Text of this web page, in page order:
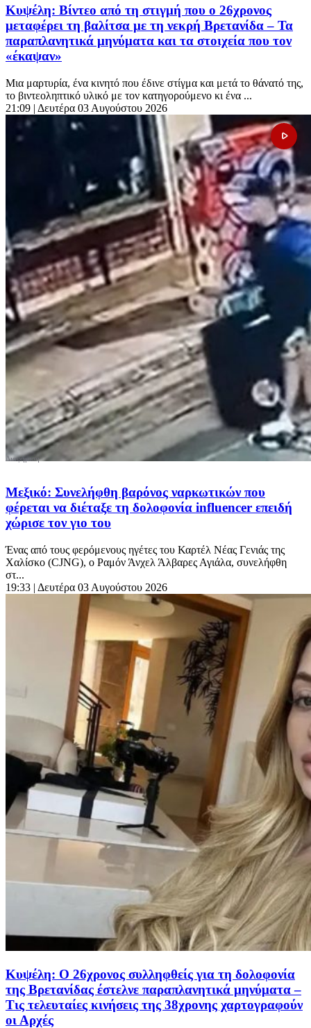
Κυψέλη: Βίντεο από τη στιγμή που ο 26χρονος
μεταφέρει τη βαλίτσα με τη νεκρή Βρετανίδα – Τα
παραπλανητικά μηνύματα και τα στοιχεία που τον
«έκαψαν»
Μια μαρτυρία, ένα κινητό που έδινε στίγμα και μετά το θάνατό της,
το βιντεοληπτικό υλικό με τον κατηγορούμενο κι ένα ...
21:09 | Δευτέρα 03 Αυγούστου 2026
Μεξικό: Συνελήφθη βαρόνος ναρκωτικών που
φέρεται να διέταξε τη δολοφονία influencer επειδή
χώρισε τον γιο του
Ένας από τους φερόμενους ηγέτες του Καρτέλ Νέας Γενιάς της
Χαλίσκο (CJNG), ο Ραμόν Άνχελ Άλβαρες Αγιάλα, συνελήφθη
στ...
19:33 | Δευτέρα 03 Αυγούστου 2026
Κυψέλη: Ο 26χρονος συλληφθείς για τη δολοφονία
της Βρετανίδας έστελνε παραπλανητικά μηνύματα –
Τις τελευταίες κινήσεις της 38χρονης χαρτογραφούν
οι Αρχές